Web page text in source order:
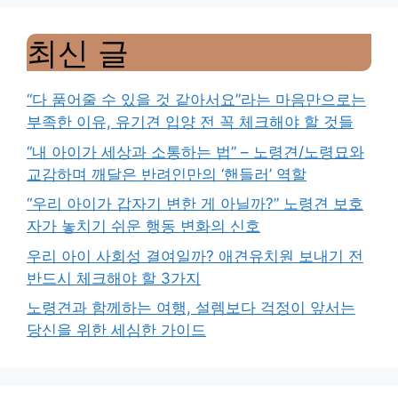
최신 글
“다 품어줄 수 있을 것 같아서요”라는 마음만으로는
부족한 이유, 유기견 입양 전 꼭 체크해야 할 것들
“내 아이가 세상과 소통하는 법” – 노령견/노령묘와
교감하며 깨달은 반려인만의 ‘핸들러’ 역할
“우리 아이가 갑자기 변한 게 아닐까?” 노령견 보호
자가 놓치기 쉬운 행동 변화의 신호
우리 아이 사회성 결여일까? 애견유치원 보내기 전
반드시 체크해야 할 3가지
노령견과 함께하는 여행, 설렘보다 걱정이 앞서는
당신을 위한 세심한 가이드